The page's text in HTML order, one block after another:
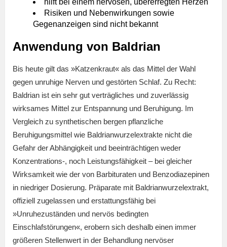
hilft bei einem nervösen, übererregten Herzen
Risiken und Nebenwirkungen sowie
Gegenanzeigen sind nicht bekannt
Anwendung von Baldrian
Bis heute gilt das »Katzenkraut« als das Mittel der Wahl
gegen unruhige Nerven und gestörten Schlaf. Zu Recht:
Baldrian ist ein sehr gut verträgliches und zuverlässig
wirksames Mittel zur Entspannung und Beruhigung. Im
Vergleich zu synthetischen bergen pflanzliche
Beruhigungsmittel wie Baldrianwurzelextrakte nicht die
Gefahr der Abhängigkeit und beeinträchtigen weder
Konzentrations-, noch Leistungsfähigkeit – bei gleicher
Wirksamkeit wie der von Barbituraten und Benzodiazepinen
in niedriger Dosierung. Präparate mit Baldrianwurzelextrakt,
offiziell zugelassen und erstattungsfähig bei
»Unruhezuständen und nervös bedingten
Einschlafstörungen«, erobern sich deshalb einen immer
größeren Stellenwert in der Behandlung nervöser